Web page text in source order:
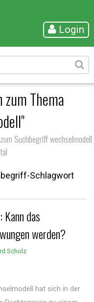
Login
Thema
Suchbegriff wechselmodell
Schlagwort
das
werden?
Scholz
hat sich in der